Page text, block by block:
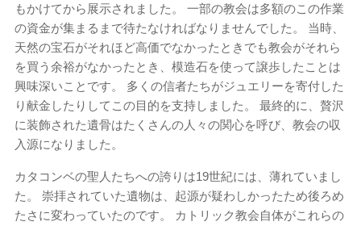
もかけてから展示されました。 一部の教会は多額のこの作業
の資金が集まるまで待たなければなりませんでした。 当時、
天然の宝石がそれほど高価でなかったときでも教会がそれら
を買う余裕がなかったとき、模造石を使って譲歩したことは
興味深いことです。 多くの信者たちがジュエリーを寄付した
り献金したりしてこの目的を支持しました。 最終的に、贅沢
に装飾された遺骨はたくさんの人々の関心を呼び、教会の収
入源になりました。
カタコンベの聖人たちへの誇りは19世紀には、薄れていまし
た。 崇拝されていた遺物は、起源が疑わしかったため後ろめ
たさに変わっていたのです。 カトリック教会自体がこれらの